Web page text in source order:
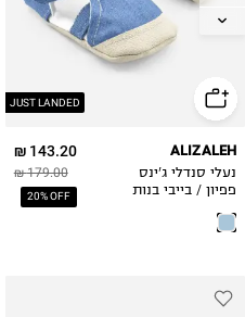
JUST LANDED
2Y
143.20 ₪
179.00 ₪
20% OFF
ALIZALEH
נעלי סנדלי ג'ינס
פפיון / בייבי בנות